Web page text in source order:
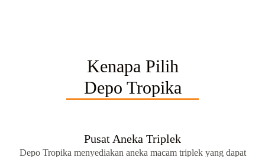
Kenapa Pilih
Depo Tropika
Pusat Aneka Triplek
Depo Tropika menyediakan aneka macam triplek yang dapat